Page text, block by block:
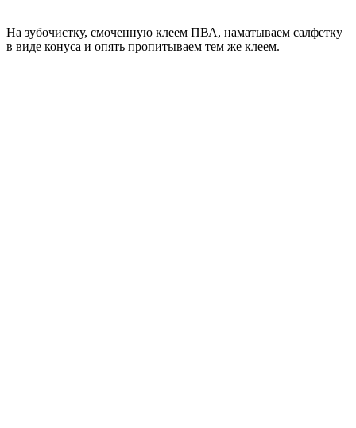
На зубочистку, смоченную клеем ПВА, наматываем салфетку
в виде конуса и опять пропитываем тем же клеем.